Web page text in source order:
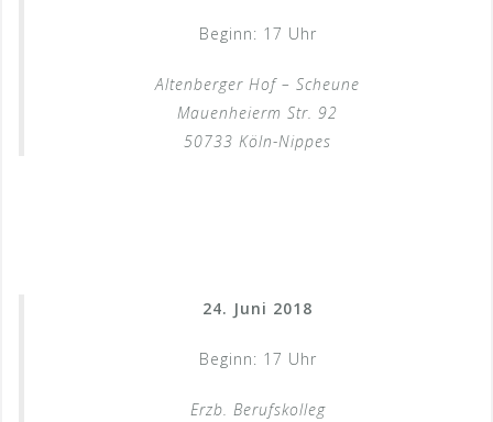
Beginn: 17 Uhr
Altenberger Hof – Scheune
Mauenheierm Str. 92
50733 Köln-Nippes
24. Juni 2018
Beginn: 17 Uhr
Erzb. Berufskolleg